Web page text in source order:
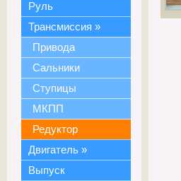
Руль
Трансмиссия »
Привода
Сальники
Ступицы
МКПП
Редуктор
Двигатель »
Выпуск